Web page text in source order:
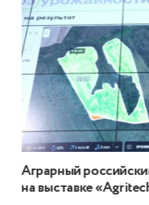
Аграрный
на выставке